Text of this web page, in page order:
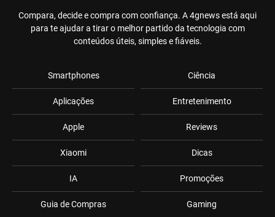
Compara, decide e compra com confiança. A 4gnews está aqui
para te ajudar a tirar o melhor partido da tecnologia com
conteúdos úteis, simples e fiáveis.
Smartphones
Aplicações
Apple
Xiaomi
IA
Guia de Compras
Ciência
Entretenimento
Reviews
Dicas
Promoções
Gaming